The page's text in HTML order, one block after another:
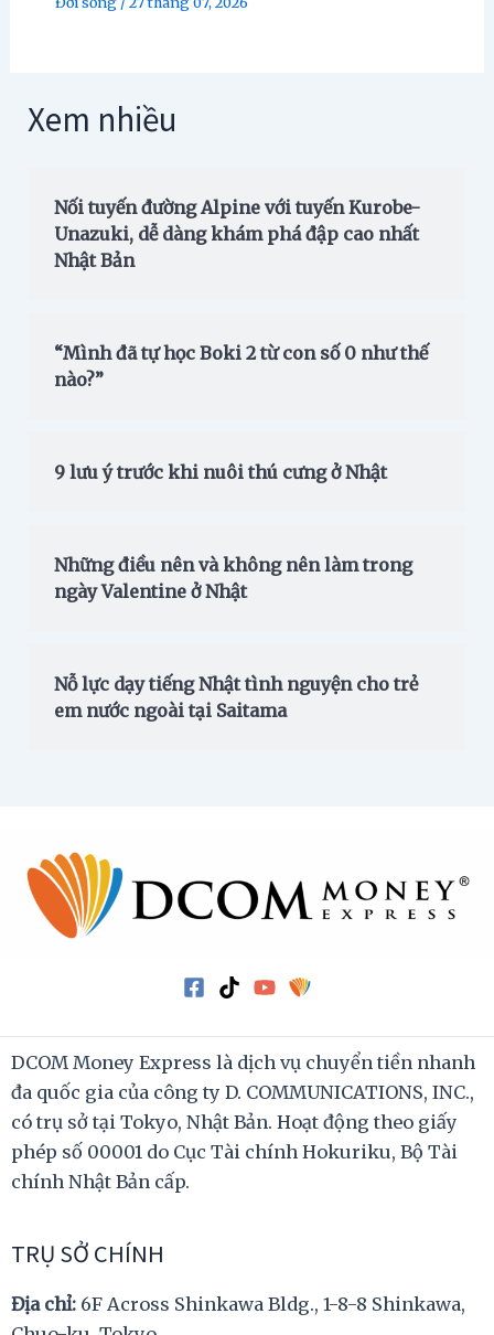
Xem nhiều
Nối tuyến đường Alpine với tuyến Kurobe-
Unazuki, dễ dàng khám phá đập cao nhất
Nhật Bản
“Mình đã tự học Boki 2 từ con số 0 như thế
nào?”
9 lưu ý trước khi nuôi thú cưng ở Nhật
Những điều nên và không nên làm trong
ngày Valentine ở Nhật
Nỗ lực dạy tiếng Nhật tình nguyện cho trẻ
em nước ngoài tại Saitama
DCOM Money Express là dịch vụ chuyển tiền nhanh
đa quốc gia của công ty D. COMMUNICATIONS, INC.,
có trụ sở tại Tokyo, Nhật Bản. Hoạt động theo giấy
phép số 00001 do Cục Tài chính Hokuriku, Bộ Tài
chính Nhật Bản cấp.
TRỤ SỞ CHÍNH
Địa chỉ: 6F Across Shinkawa Bldg., 1-8-8 Shinkawa,